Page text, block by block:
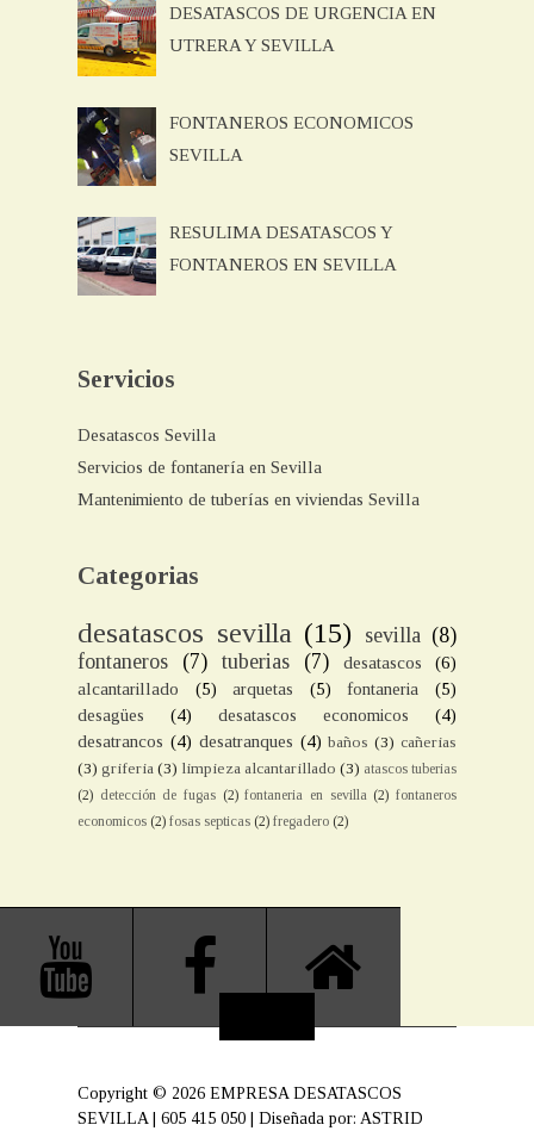
DESATASCOS DE URGENCIA EN
UTRERA Y SEVILLA
FONTANEROS ECONOMICOS
SEVILLA
RESULIMA DESATASCOS Y
FONTANEROS EN SEVILLA
Servicios
Desatascos Sevilla
Servicios de fontanería en Sevilla
Mantenimiento de tuberías en viviendas Sevilla
Categorias
desatascos sevilla (15) sevilla (8)
fontaneros
(7) tuberias (7) desatascos
(6)
alcantarillado
(5) arquetas (5) fontaneria
(5)
desagües
(4) desatascos economicos
(4)
desatrancos (4) desatranques (4) baños (3) cañerias
(3) griferia (3) limpieza alcantarillado (3) atascos tuberias
(2) detección de fugas (2) fontaneria en sevilla (2) fontaneros
economicos (2) fosas septicas (2) fregadero (2)
Copyright © 2026 EMPRESA DESATASCOS
SEVILLA | 605 415 050 | Diseñada por: ASTRID